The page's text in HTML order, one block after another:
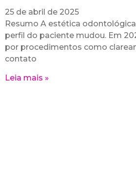
25 de abril de 2025
Resumo A estética
perfil do paciente mudou. Em
por procedimentos como
contato
Leia mais »